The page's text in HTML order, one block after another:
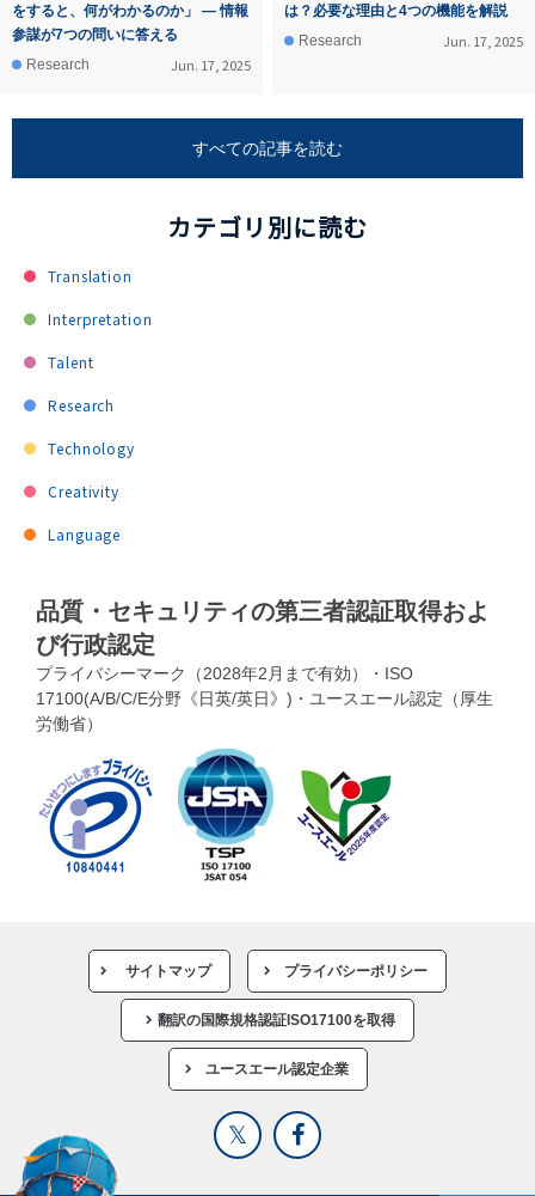
をすると、何がわかるのか」 ― 情報
参謀が7つの問いに答える
Research
Jun. 17, 2025
は？必要な理由と4つの機能を解説
Research
Jun. 17, 2025
すべての記事を読む
カテゴリ別に読む
Translation
Interpretation
Talent
Research
Technology
Creativity
Language
品質・セキュリティの第三者認証取得およ
び行政認定
プライバシーマーク（2028年2月まで有効）・ISO
17100(A/B/C/E分野《日英/英日》)・ユースエール認定（厚生
労働省）
サイトマップ プライバシーポリシー
翻訳の国際規格認証ISO17100を取得
ユースエール認定企業